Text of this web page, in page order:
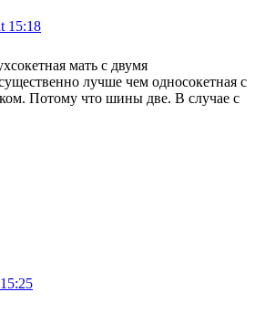
15:18
мать с двумя
лучше чем односокетная с
Потому что шины две. В случае с